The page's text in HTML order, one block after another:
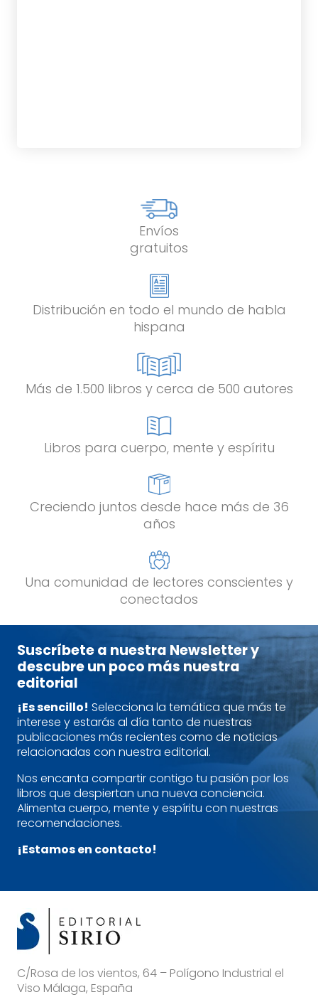
Envíos
gratuitos
Distribución en todo el mundo de habla
hispana
Más de 1.500 libros y cerca de 500 autores
Libros para cuerpo, mente y espíritu
Creciendo juntos desde hace más de 36
años
Una comunidad de lectores conscientes y
conectados
Suscríbete a nuestra Newsletter y
descubre un poco más nuestra
editorial
¡Es sencillo! Selecciona la temática que más te
interese y estarás al día tanto de nuestras
publicaciones más recientes como de noticias
relacionadas con nuestra editorial.
Nos encanta compartir contigo tu pasión por los
libros que despiertan una nueva conciencia.
Alimenta cuerpo, mente y espíritu con nuestras
recomendaciones.
¡Estamos en contacto!
C/Rosa de los vientos, 64 – Polígono Industrial el
Viso Málaga, España